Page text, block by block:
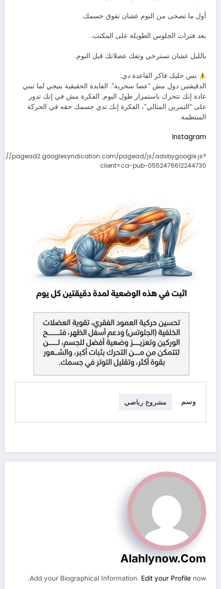
أول ما تصحى من النوم عشان تفوق جسمك.
بعد فترات الجلوس الطويلة على المكتب.
بالليل عشان تسترخي وتفك عضلاتك قبل النوم.
بس خليك فاكر القاعدة دي:
الدقيقتين دول مش “عصا سحرية”. الفايدة الحقيقية بتيجي لما تبني
عادة إنك تتحرك باستمرار طول اليوم. الفكرة مش في إنك تدور
على “التمرين المثالي”، الفكرة إنك تدي جسمك حقه في الحركة
المنتظمة.
Instagram
pagead2.googlesyndication.com/pagead/js/adsbygoogle.js?
client=ca-pub-0552476612244730
وسم مشروع رياضي
Alahlynow.com
Add your Biographical Information. Edit your Profile now.